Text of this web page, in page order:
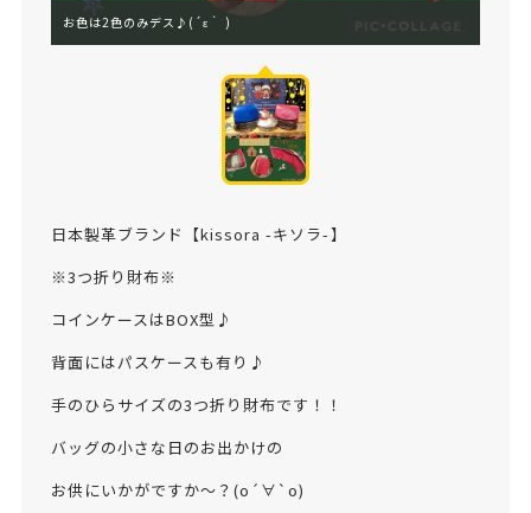
お色は2色のみデス♪(´ε｀ )
日本製革ブランド【kissora -キソラ-】
※3つ折り財布※
コインケースはBOX型♪
背面にはパスケースも有り♪
手のひらサイズの3つ折り財布です！！
バッグの小さな日のお出かけの
お供にいかがですか〜？(о´∀`о)